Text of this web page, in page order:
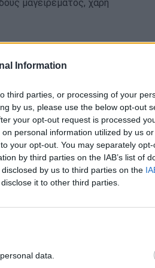
Information
third parties, or processing of your
by us, please use the below opt-out
your opt-out request is processed
personal information utilized by us
your opt-out. You may separately
by third parties on the IAB’s list of
by us to third parties on the
it to other third parties.
data.
μαγειρέματος, χάρη
καλαμαράκια
έδεσμα, που
στην μεσογειακή κουζίνα.
αυγά; Τι λένε οι
σε πολλές δίαιτες σε